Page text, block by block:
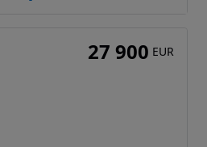
27 900 EUR